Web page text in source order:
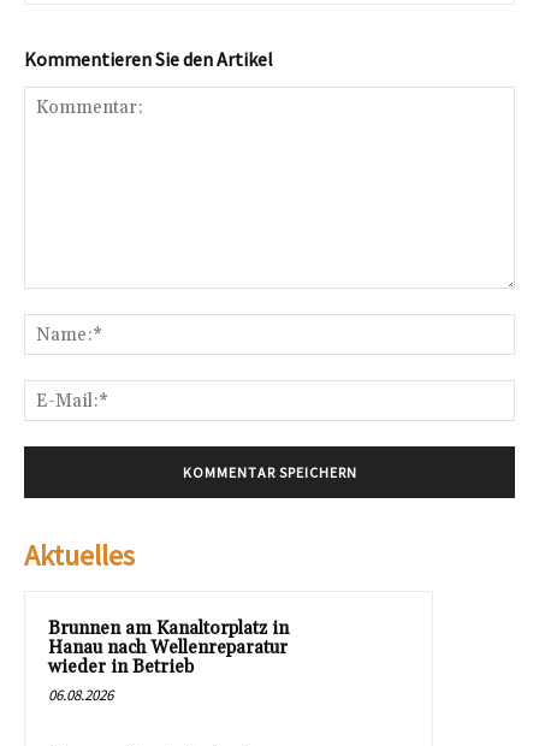
Kommentieren Sie den Artikel
Aktuelles
Brunnen am Kanaltorplatz in
Hanau nach Wellenreparatur
wieder in Betrieb
06.08.2026